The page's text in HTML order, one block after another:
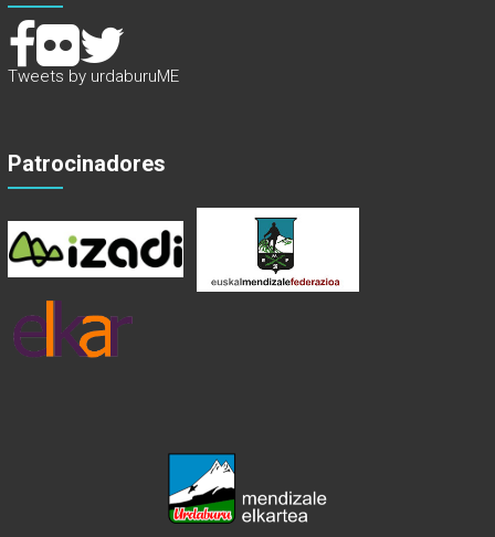
Tweets by urdaburuME
Patrocinadores